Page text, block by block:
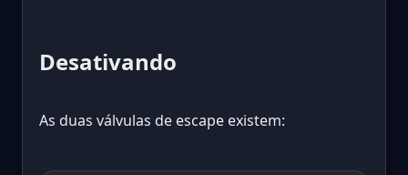
Desativando
As duas válvulas de escape existem: